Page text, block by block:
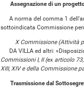
Assegnazione di un
A norma del comma 1
sottoindicata Commissione
X Commissione (Attività
DA VILLA ed altri:
Commissioni I, II (ex articolo
XIII, XIV e della Commissione
Trasmissione dal